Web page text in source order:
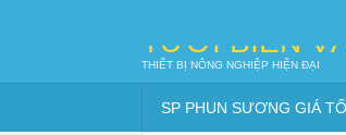
TƯỚI BIỂN
THIẾT BỊ NÔNG NGHIỆP HIỆN ĐẠI
SP PHUN SƯƠNG GIÁ